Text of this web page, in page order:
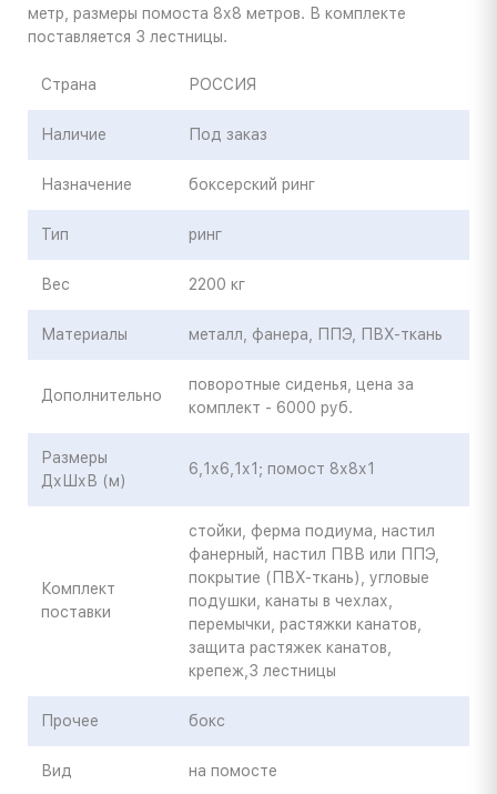
метр, размеры помоста 8х8 метров. В комплекте
поставляется 3 лестницы.
Страна РОССИЯ
Наличие Под заказ
Назначение боксерский ринг
Тип ринг
Вес 2200 кг
Материалы металл, фанера, ППЭ, ПВХ-ткань
Дополнительно
поворотные сиденья, цена за
комплект - 6000 руб.
Размеры
ДхШхВ (м)
6,1х6,1х1; помост 8х8х1
Комплект
поставки
стойки, ферма подиума, настил
фанерный, настил ПВВ или ППЭ,
покрытие (ПВХ-ткань), угловые
подушки, канаты в чехлах,
перемычки, растяжки канатов,
защита растяжек канатов,
крепеж,3 лестницы
Прочее бокс
Вид на помосте